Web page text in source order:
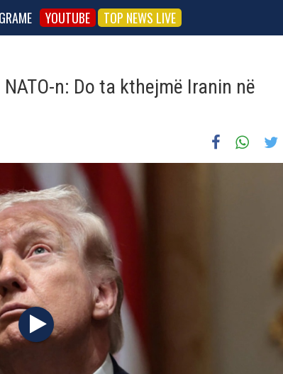
YOUTUBE TOP NEWS LIVE
n: Do ta kthejmë Iranin në